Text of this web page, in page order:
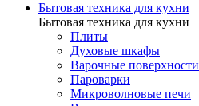
Бытовая техника для кухни
Бытовая техника для кухни
Плиты
Духовые шкафы
Варочные поверхности
Пароварки
Микроволновые печи